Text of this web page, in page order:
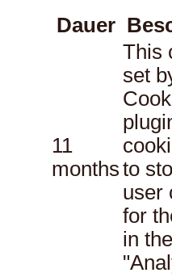
Dauer
11
months
This
set
to
user
for
in